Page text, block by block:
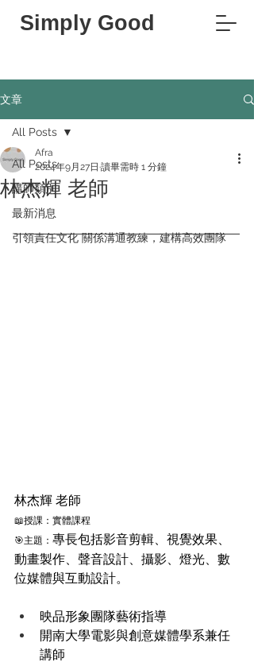
Simply Good
文章
All Posts
講師類別
最新消息
引領責任文化 關係溝通教練，建構高效團隊
All Posts
林杰輝 老師
Afra
2024年9月27日 讀畢需時 1 分鐘
林杰輝 老師
📖授課：實體課程
🎯主題： 專長包括影音剪輯、視覺效果、
動畫製作、聲音設計、攝影、燈光、數
位媒體與互動設計。
映品形象團隊藝術指導
開南大學電影與創意媒體學系兼任
講師